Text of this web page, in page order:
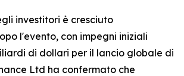
investitori è cresciuto
l'evento, con impegni iniziali
di dollari per il lancio globale di
Ltd ha confermato che